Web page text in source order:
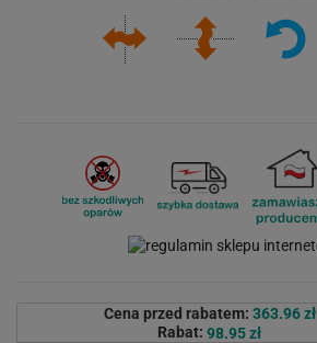
Cena przed rabatem: 363.96 zł
Rabat: 98.95 zł